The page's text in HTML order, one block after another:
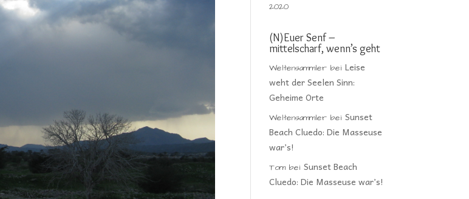
2020
(N)Euer Senf –
mittelscharf, wenn’s geht
Weltensammler beiLeise
weht der Seelen Sinn:
Geheime Orte
Weltensammler beiSunset
Beach Cluedo: Die Masseuse
war’s!
Tom beiSunset Beach
Cluedo: Die Masseuse war’s!